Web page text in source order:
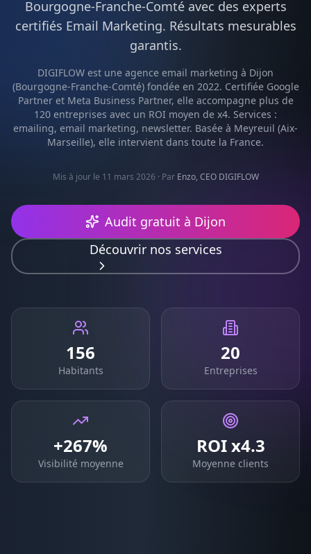
Bourgogne-Franche-Comtéavec des experts
certifiés Email Marketing. Résultats mesurables
garantis.
DIGIFLOW est une agence email marketing à Dijon
(Bourgogne-Franche-Comté) fondée en 2022. Certifiée Google
Partner et Meta Business Partner, elle accompagne plus de
120 entreprises avec un ROI moyen de x4. Services :
emailing, email marketing, newsletter. Basée à Meyreuil (Aix-
Marseille), elle intervient dans toute la France.
Mis à jour le 11 mars 2026 · Par Enzo, CEO DIGIFLOW
Audit gratuit à Dijon
Découvrir nos services
156
Habitants
20
Entreprises
+267%
Visibilité moyenne
ROI x4.3
Moyenne clients